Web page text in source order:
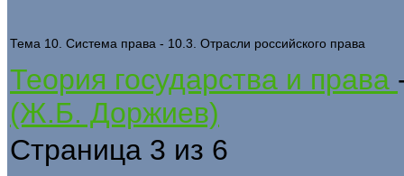
Тема 10. Система права - 10.3. Отрасли российского права
Теория государства и права
(Ж.Б. Доржиев)
Страница 3 из 6